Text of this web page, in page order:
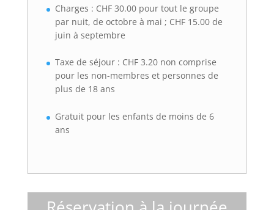
Charges : CHF 30.00 pour tout le groupe
par nuit, de octobre à mai ; CHF 15.00 de
juin à septembre
Taxe de séjour : CHF 3.20 non comprise
pour les non-membres et personnes de
plus de 18 ans
Gratuit pour les enfants de moins de 6
ans